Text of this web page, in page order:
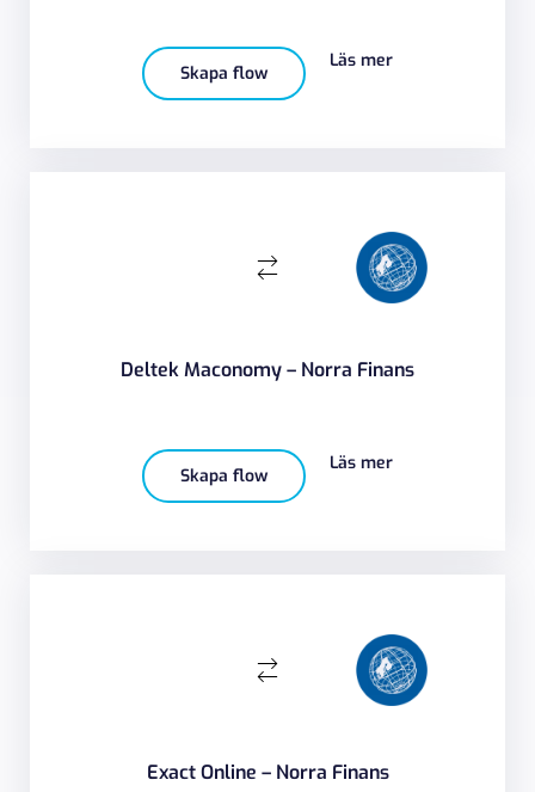
Skapa flow
Läs mer
Deltek Maconomy – Norra Finans
Skapa flow
Läs mer
Exact Online – Norra Finans